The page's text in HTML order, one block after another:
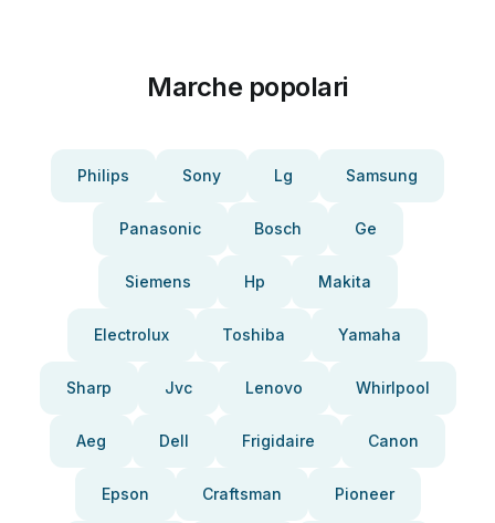
Marche popolari
Philips Sony Lg Samsung
Panasonic Bosch Ge
Siemens Hp Makita
Electrolux Toshiba Yamaha
Sharp Jvc Lenovo Whirlpool
Aeg Dell Frigidaire Canon
Epson Craftsman Pioneer